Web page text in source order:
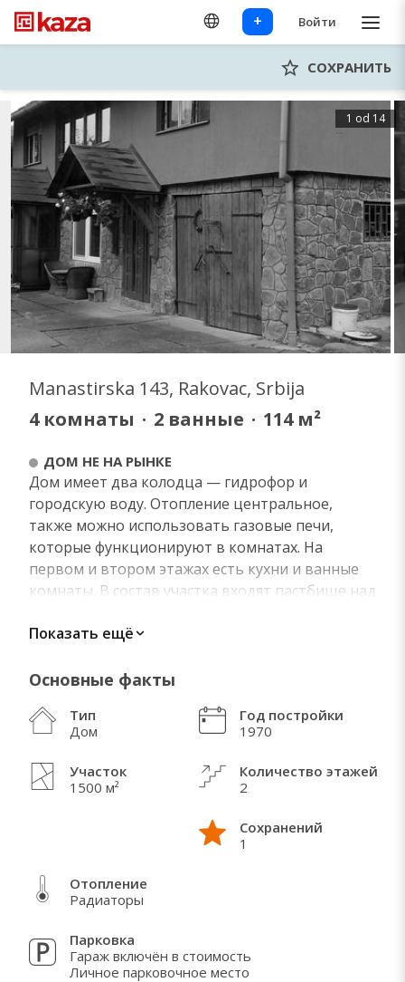
+ Войти
СОХРАНИТЬ
1 od 14
Manastirska 143, Rakovac, Srbija
4 комнаты · 2 ванные · 114 м²
ДОМ НЕ НА РЫНКЕ
Дом имеет два колодца — гидрофор и
городскую воду. Отопление центральное,
также можно использовать газовые печи,
которые функционируют в комнатах. На
первом и втором этажах есть кухни и ванные
комнаты. В состав участка входят пастбище над
автобусная остановка междугороднего
км от курорта Врдник и в 4 км от Дуная.
Ручей журчит перед участком. Чистый воздух
всего в 300 метрах от монастыря Раковац —
посвящён Святым Косме и Дамиану (22 пары
близнецов родились в Старом Раковаце). Два
источника питьевой воды в 50 метрах от дома.
Показать ещё
Основные факты
Тип
Дом
Участок
1500 м²
Год постройки
1970
Количество этажей
2
Сохранений
1
Отопление
Радиаторы
Парковка
Гараж включён в стоимость
Личное парковочное место